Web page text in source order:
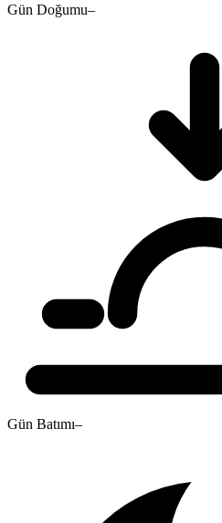
Gün Doğumu–
Gün Batımı–